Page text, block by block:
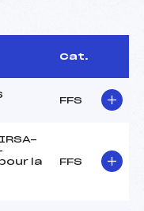
Cat.
FFS
la
FFS